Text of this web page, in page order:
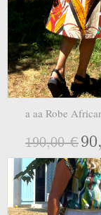
a aa Robe
190,00 €